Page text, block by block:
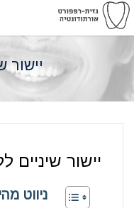
יישור
יישור שיניים
ניווט